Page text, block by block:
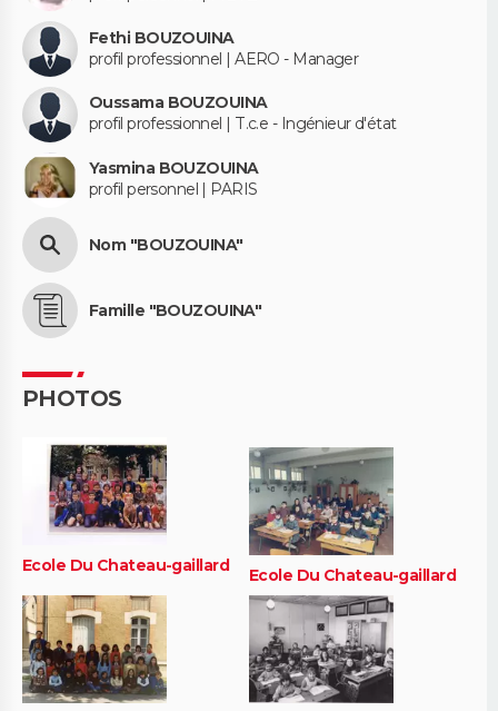
Fethi BOUZOUINA
profil professionnel | AERO - Manager
Oussama BOUZOUINA
profil professionnel | T.c.e - Ingénieur d'état
Yasmina BOUZOUINA
profil personnel | PARIS
Nom "BOUZOUINA"
Famille "BOUZOUINA"
PHOTOS
Ecole Du Chateau-gaillard Ecole Du Chateau-gaillard